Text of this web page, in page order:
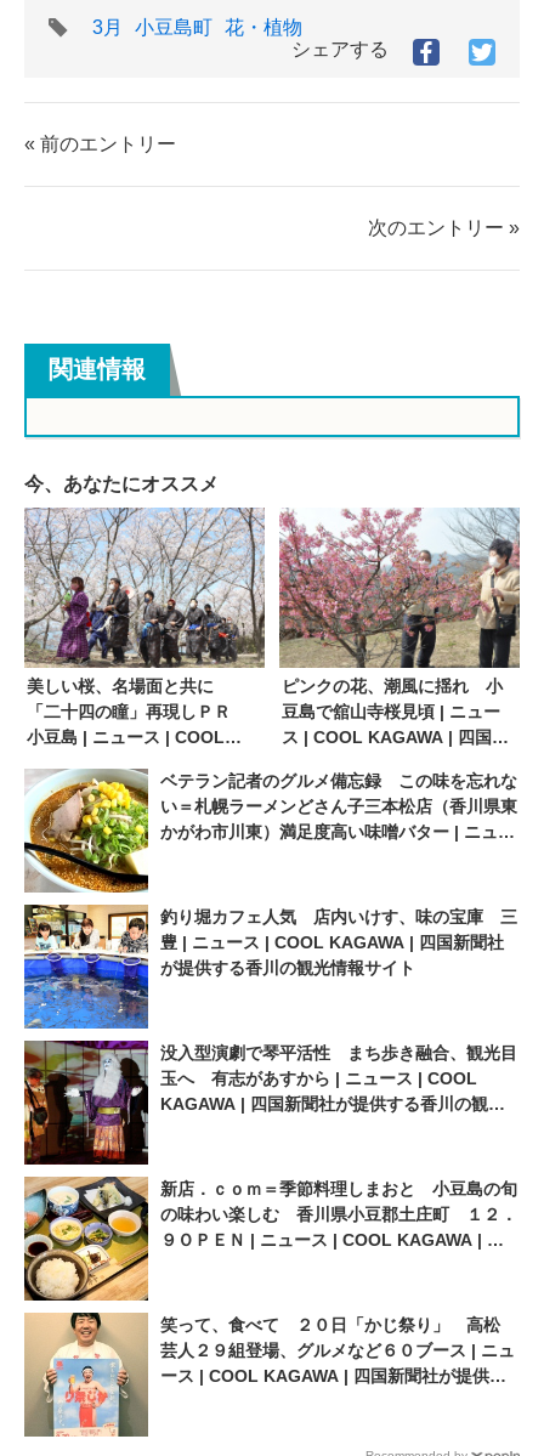
タ
3月 小豆島町 花・植物
シェアする
Facebook
シ
す
シ
す
« 前のエントリー
次のエントリー »
関連情報
今、あなたにオススメ
美しい桜、名場面と共に
「二十四の瞳」再現しＰＲ
小豆島 | ニュース | COOL
する香川の観光情報サイト
ピンクの花、潮風に揺れ 小
豆島で舘山寺桜見頃 | ニュー
ス | COOL KAGAWA | 四国新
報サイト
ベテラン記者のグルメ備忘録 この味を忘れな
い＝札幌ラーメンどさん子三本松店（香川県東
かがわ市川東）満足度高い味噌バター | ニュー
釣り堀カフェ人気 店内いけす、味の宝庫 三
豊 | ニュース | COOL KAGAWA | 四国新聞社
が提供する香川の観光情報サイト
没入型演劇で琴平活性 まち歩き融合、観光目
玉へ 有志があすから | ニュース | COOL
KAGAWA | 四国新聞社が提供する香川の観光
新店．ｃｏｍ＝季節料理しまおと 小豆島の旬
の味わい楽しむ 香川県小豆郡土庄町 １２．
９ＯＰＥＮ | ニュース | COOL KAGAWA | 四
笑って、食べて ２０日「かじ祭り」 高松
芸人２９組登場、グルメなど６０ブース | ニュ
ース | COOL KAGAWA | 四国新聞社が提供す